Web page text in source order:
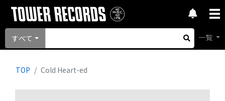
すべて 一覧
TOP Cold Heart-ed